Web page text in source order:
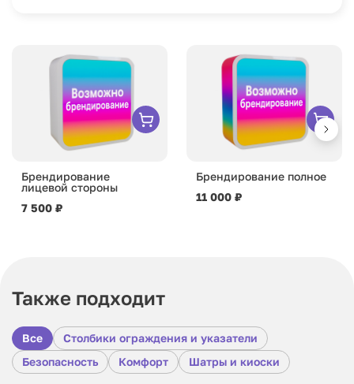
Брендирование
лицевой стороны
7 500 ₽
Брендирование полное
11 000 ₽
Также подходит
Все
Столбики ограждения и указатели
Безопасность
Комфорт Шатры и киоски